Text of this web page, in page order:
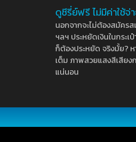
ดูซีรี่ย์ฟรี ไม่มีค่าใช้จ่
นอกจากจะไม่ต้องสมัคร
ฯลฯ ประหยัดเงินในกระเ
ก็ต้องประหยัด จริงมั้ย?
เต็ม ภาพสวยแสงสีเสีย
แน่นอน